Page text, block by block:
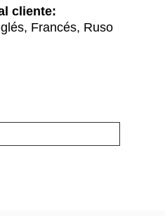
cliente:
Francés, Ruso